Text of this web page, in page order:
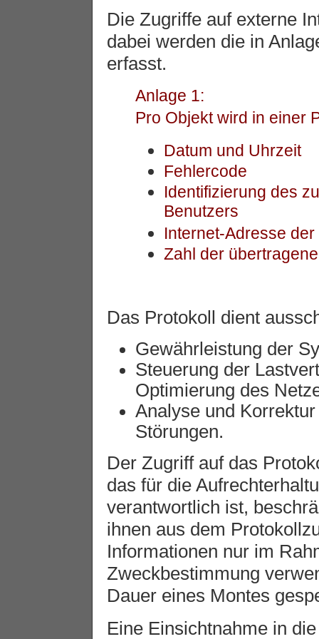
Die Zugriffe auf externe
dabei werden die in
erfasst.
Anlage 1:
Pro Objekt wird in einer
Datum und Uhrzeit
Fehlercode
Identifizierung des
Benutzers
Internet-Adresse
Zahl der
Das Protokoll dient
Gewährleistung der
Steuerung der
Optimierung des
Analyse und
Störungen.
Der Zugriff auf das
das für die
verantwortlich ist,
ihnen aus dem
Informationen nur im
Zweckbestimmung
Dauer eines Montes
Eine Einsichtnahme in